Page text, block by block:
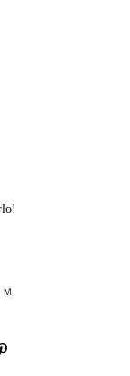
M.